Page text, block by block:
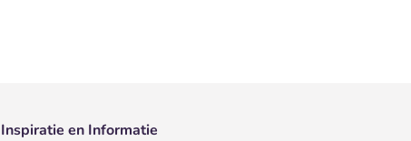
Inspiratie en Informatie